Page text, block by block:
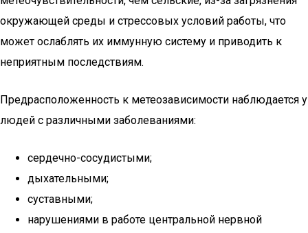
окружающей среды и стрессовых условий работы, что
может ослаблять их иммунную систему и приводить к
неприятным последствиям.
Предрасположенность к метеозависимости наблюдается у
людей с различными заболеваниями:
сердечно-сосудистыми;
дыхательными;
суставными;
нарушениями в работе центральной нервной